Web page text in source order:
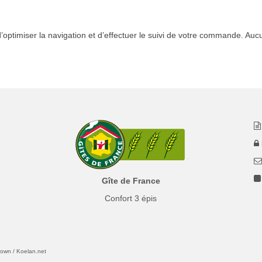
la navigation et d’effectuer le suivi de votre commande.
Gîte de France
Confort 3 épis
/ Koelan.net